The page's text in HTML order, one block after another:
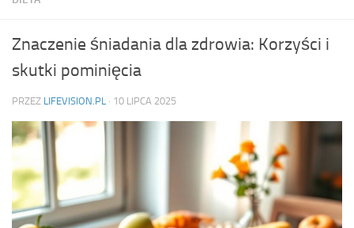
Znaczenie śniadania dla zdrowia: Korzyści i
skutki pominięcia
PRZEZ LIFEVISION.PL · 10 LIPCA 2025